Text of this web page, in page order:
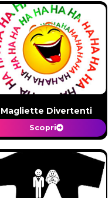
Magliette Divertenti
Scopri